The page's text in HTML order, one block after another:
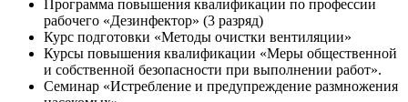
Программа повышения квалификации по профессии
рабочего «Дезинфектор» (3 разряд)
Курс подготовки «Методы очистки вентиляции»
Курсы повышения квалификации «Меры общественной
и собственной безопасности при выполнении работ».
Семинар «Истребление и предупреждение размножения